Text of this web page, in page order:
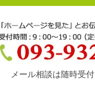
メール相談は随時受付